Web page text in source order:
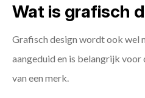
Wat is grafisch
Grafisch design wordt ook wel
aangeduid en is belangrijk voor
van een merk.